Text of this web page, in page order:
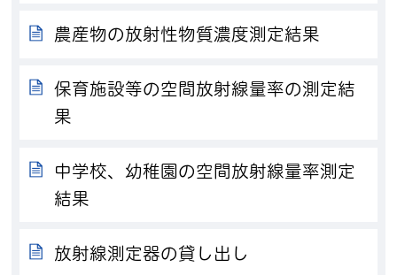
農産物の放射性物質濃度測定結果
保育施設等の空間放射線量率の測定結
果
中学校、幼稚園の空間放射線量率測定
結果
放射線測定器の貸し出し